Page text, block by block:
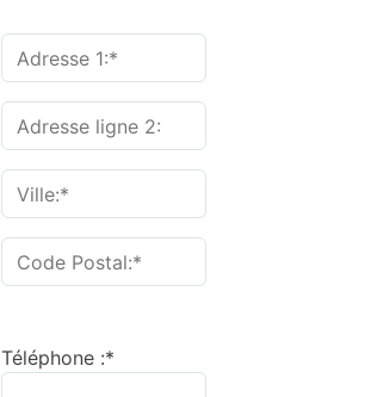
Adresse de facturation
Adresse 1:*
Adresse ligne 2:
Ville:*
Code Postal:*
Téléphone :*